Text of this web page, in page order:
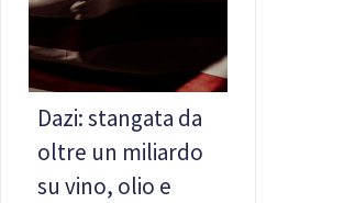
Dazi: stangata da
oltre un miliardo
su vino, olio e